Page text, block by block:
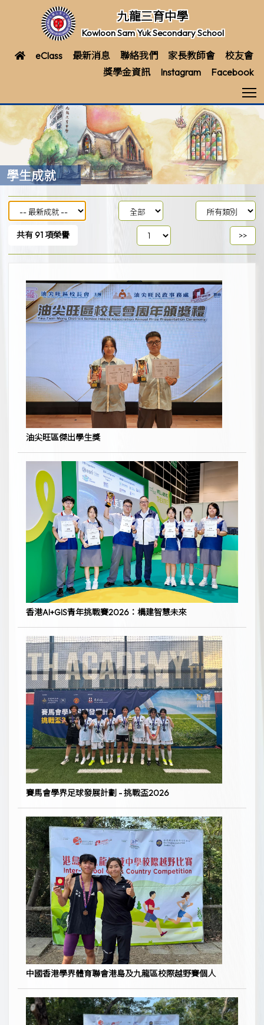
九龍三育中學
Kowloon Sam Yuk Secondary School
eClass 最新消息 聯絡我們 家長教師會
校友會
獎學金資訊
Instagram Facebook
學生成就
共有 91項榮譽
油尖旺區傑出學生獎
香港AI+GIS青年挑戰賽2026：構建智慧未來
賽馬會學界足球發展計劃 - 挑戰盃2026
中國香港學界體育聯會港島及九龍區校際越野賽個人